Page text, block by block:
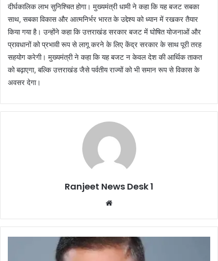
दीर्घकालिक लाभ सुनिश्चित होगा। मुख्यमंत्री धामी ने कहा कि यह बजट सबका
साथ, सबका विकास और आत्मनिर्भर भारत के उद्देश्य को ध्यान में रखकर तैयार
किया गया है। उन्होंने कहा कि उत्तराखंड सरकार बजट में घोषित योजनाओं और
प्रावधानों को प्रभावी रूप से लागू करने के लिए केंद्र सरकार के साथ पूरी तरह
सहयोग करेगी। मुख्यमंत्री ने कहा कि यह बजट न केवल देश की आर्थिक ताकत
को बढ़ाएगा, बल्कि उत्तराखंड जैसे पर्वतीय राज्यों को भी समान रूप से विकास के
अवसर देगा।
Ranjeet News Desk 1
te